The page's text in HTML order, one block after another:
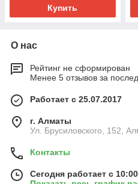
Купить
О нас
Рейтинг не сформирован
Менее 5 отзывов за
Работает с 25.07.2017
г. Алматы
Ул. Брусиловского, 152,
Контакты
Сегодня работает с